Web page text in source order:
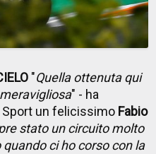
"Quella ottenuta qui
" - ha
un felicissimo Fabio
stato un circuito molto
ci ho corso con la